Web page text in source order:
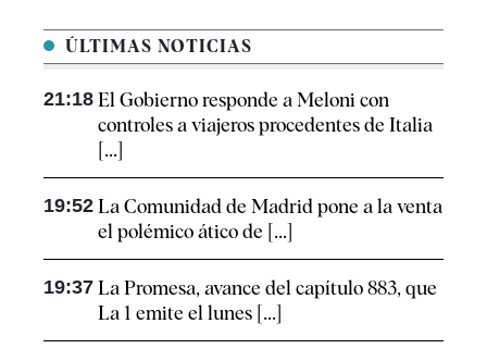
ÚLTIMAS NOTICIAS
21:18 El Gobierno responde a Meloni con
controles a viajeros procedentes de Italia
[...]
19:52 La Comunidad de Madrid pone a la venta
el polémico ático de [...]
19:37 La Promesa, avance del capítulo 883, que
La 1 emite el lunes [...]